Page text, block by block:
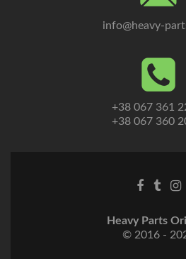
info@heavy-
+38 067 361
+38 067 360
Heavy Parts
© 2016 -